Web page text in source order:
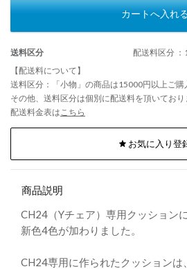
カートへ入れ
送料区分
配送料区分
【配送料について】
送料区分：「小物」の商品は15000円以上ご購
その他、送料区分は個別に配送料を頂いており
配送料金表は こちら
お気に入り登
商品説明
CH24（Yチェア）専用クッション
新色4色が加わりました。
CH24専用に作られたクッションは